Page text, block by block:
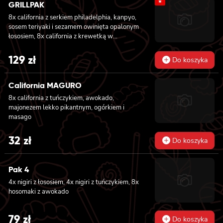
was:
31 zł.
is:
27 zł.
GRILLPAK
8x california z serkiem philadelphia, kanpyo,
sosem teriyaki i sezamem owinięta opalonym
łososiem, 8x california z krewetką w
tempurze, majonezem lekko pikantnym,
ogórkiem, sezamem i masago, 6x futomaki z
pieczonym łososiem, serkiem philadelphia,
awokado, ogórkiem, kanpyo i sałatą, sosem
teriyaki i sezamem, 6x futomaki z surimi,
kanpyo i ogórkiem, 6x futomaki z krewetką w
tempurze, ogórkiem, sałatą i majonezem
lekko pikantnym, 8x maki z ogórkiem
★
129 zł Do koszyka
California MAGURO
8x california z tuńczykiem, awokado,
majonezem lekko pikantnym, ogórkiem i
masago
32zł Do koszyka
Pak 4
4x nigiri z łososiem, 4x nigiri z tuńczykiem, 8x
hosomaki z awokado
79zł Do koszyka